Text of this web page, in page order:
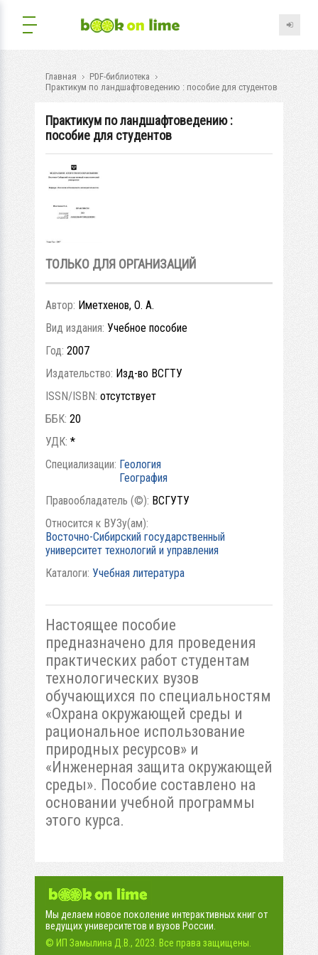
Главная
PDF-библиотека
Практикум по ландшафтоведению : пособие для студентов
Практикум по ландшафтоведению :
пособие для студентов
ТОЛЬКО ДЛЯ ОРГАНИЗАЦИЙ
Автор: Иметхенов, О. А.
Вид издания: Учебное пособие
Год: 2007
Издательство: Изд-во ВСГТУ
ISSN/ISBN: отсутствует
ББК: 20
УДК: *
Специализации: Геология
География
Правообладатель (©): ВСГУТУ
Относится к ВУЗу(ам):
Восточно-Сибирский государственный
университет технологий и управления
Каталоги: Учебная литература
Настоящее пособие
предназначено для проведения
практических работ студентам
технологических вузов
обучающихся по специальностям
«Охрана окружающей среды и
рациональное использование
природных ресурсов» и
«Инженерная защита окружающей
среды». Пособие составлено на
основании учебной программы
этого курса.
Мы делаем новое поколение интерактивных книг от
ведущих университетов и вузов России.
© ИП Замылина Д.В., 2023. Все права защищены.